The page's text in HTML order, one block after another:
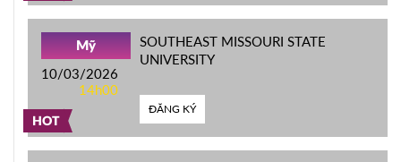
HOT
Mỹ
10/03/2026
14h00
SOUTHEAST MISSOURI STATE
UNIVERSITY
ĐĂNG KÝ